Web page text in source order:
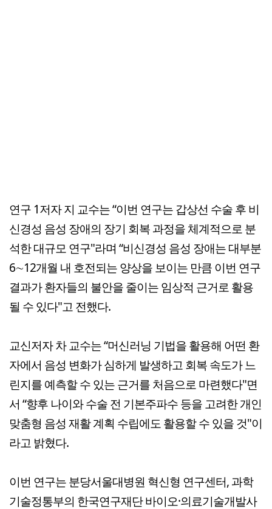
연구 1저자 지 교수는 “이번 연구는 갑상선 수술 후 비
신경성 음성 장애의 장기 회복 과정을 체계적으로 분
석한 대규모 연구"라며 “비신경성 음성 장애는 대부분
6∼12개월 내 호전되는 양상을 보이는 만큼 이번 연구
결과가 환자들의 불안을 줄이는 임상적 근거로 활용
될 수 있다"고 전했다.
교신저자 차 교수는 “머신러닝 기법을 활용해 어떤 환
자에서 음성 변화가 심하게 발생하고 회복 속도가 느
린지를 예측할 수 있는 근거를 처음으로 마련했다"면
서 “향후 나이와 수술 전 기본주파수 등을 고려한 개인
맞춤형 음성 재활 계획 수립에도 활용할 수 있을 것"이
라고 밝혔다.
이번 연구는 분당서울대병원 혁신형 연구센터, 과학
기술정통부의 한국연구재단 바이오·의료기술개발사